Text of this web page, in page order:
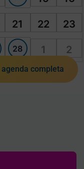
21 22 23
28 1 2
completa